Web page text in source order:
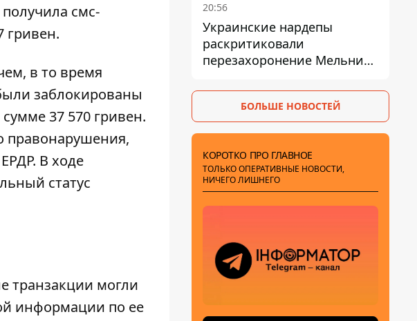
смс-
гривен.
в то время
заблокированы
37 570 гривен.
правонарушения,
В ходе
статус
транзакции могли
информации по ее
20:56
Украинские нардепы
раскритиковали
перезахоронение Мельника
дипломатической изоляции
БОЛЬШЕ НОВОСТЕЙ
КОРОТКО ПРО ГЛАВНОЕ
ТОЛЬКО ОПЕРАТИВНЫЕ НОВОСТИ,
НИЧЕГО ЛИШНЕГО